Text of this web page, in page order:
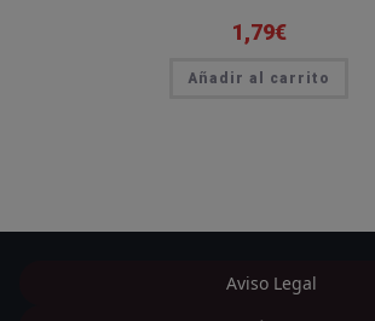
1,79€
Añadir al carrito
Aviso Legal